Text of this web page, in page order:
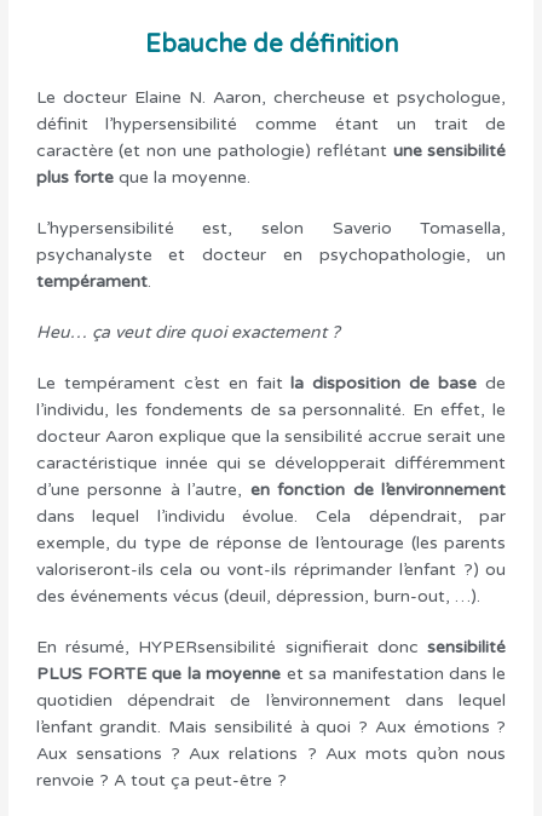
Ebauche de définition
Le docteur Elaine N. Aaron, chercheuse et psychologue,
définit l’hypersensibilité comme étant un trait de
caractère (et non une pathologie) reflétant une sensibilité
plus forteque la moyenne.
L’hypersensibilité est, selon Saverio Tomasella,
psychanalyste et docteur en psychopathologie, un
tempérament.
Heu… ça veut dire quoi exactement ?
Le tempérament c’est en faitla disposition de base de
l’individu, les fondements de sa personnalité. En effet, le
docteur Aaron explique que la sensibilité accrue serait une
caractéristique innée qui se développerait différemment
d’une personne à l’autre, en fonction de l’environnement
dans lequel l’individu évolue. Cela dépendrait, par
exemple, du type de réponse de l’entourage (les parents
valoriseront-ils cela ou vont-ils réprimander l’enfant ?) ou
des événements vécus (deuil, dépression, burn-out, …).
En résumé, HYPERsensibilité signifierait doncsensibilité
PLUS FORTE que la moyenne et sa manifestation dans le
quotidien dépendrait de l’environnement dans lequel
l’enfant grandit. Mais sensibilité à quoi ? Aux émotions ?
Aux sensations ? Aux relations ? Aux mots qu’on nous
renvoie ? A tout ça peut-être ?